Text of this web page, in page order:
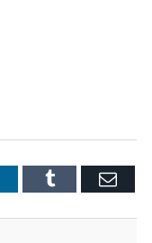
Tumblr Email